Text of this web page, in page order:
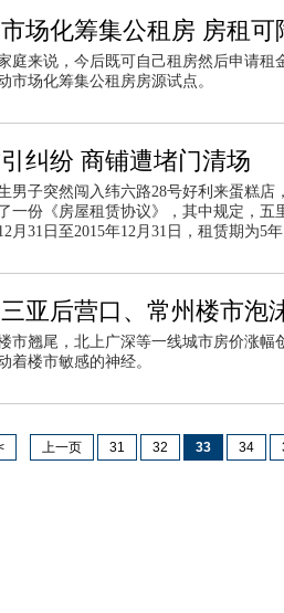
场化筹集公租房 房租可
庭来说，今后既可自己租房然后申请
市场化筹集公租房房源试点。
纠纷 商铺遭堵门清场
男子突然闯入纬六路28号好利来蛋糕店
一份《房屋租赁协议》，其中规定，五
月31日至2015年12月31日，租赁期为5年
亚后营口、常州楼市泡
市翘尾，北上广深等一线城市房价涨幅
着楼市敏感的神经。
上一页 31 32 33 34